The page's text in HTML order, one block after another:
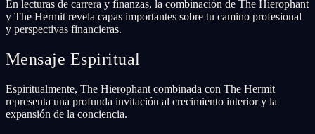
En lecturas de carrera y finanzas, la combinación de The Hierophant
y The Hermit revela capas importantes sobre tu camino profesional
y perspectivas financieras.
Mensaje Espiritual
Espiritualmente, The Hierophant combinada con The Hermit
representa una profunda invitación al crecimiento interior y la
expansión de la conciencia.